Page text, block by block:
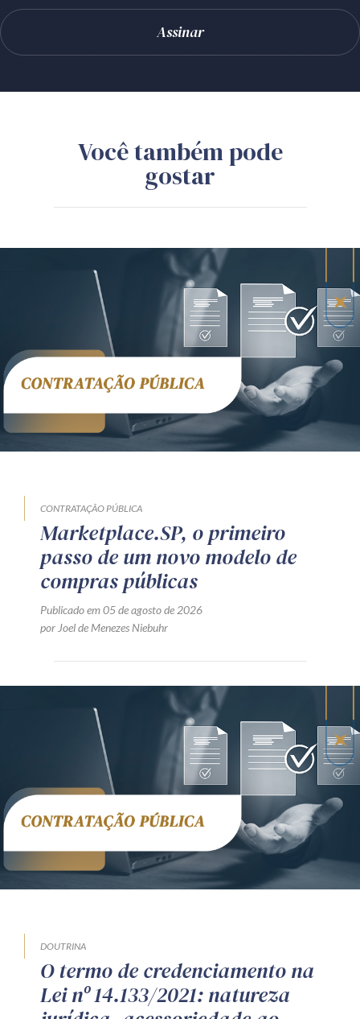
Você também pode
gostar
CONTRATAÇÃO PÚBLICA
Marketplace.SP, o primeiro
passo de um novo modelo de
compras públicas
Publicado em 05 de agosto de 2026
por Joel de Menezes Niebuhr
DOUTRINA
O termo de credenciamento na
Lei nº 14.133/2021: natureza